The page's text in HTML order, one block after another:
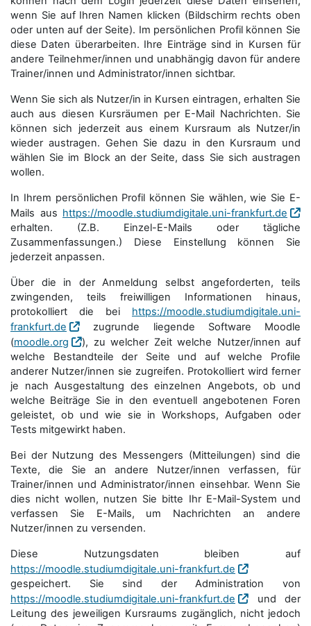
wenn Sie auf Ihren Namen klicken (Bildschirm rechts oben
oder unten auf der Seite). Im persönlichen Profil können Sie
diese Daten überarbeiten. Ihre Einträge sind in Kursen für
andere Teilnehmer/innen und unabhängig davon für andere
Trainer/innen und Administrator/innen sichtbar.
Wenn Sie sich als Nutzer/in in Kursen eintragen, erhalten Sie
auch aus diesen Kursräumen per E-Mail Nachrichten. Sie
können sich jederzeit aus einem Kursraum als Nutzer/in
wieder austragen. Gehen Sie dazu in den Kursraum und
wählen Sie im Block an der Seite, dass Sie sich austragen
wollen.
In Ihrem persönlichen Profil können Sie wählen, wie Sie E-
Mails aus https://moodle.studiumdigitale.uni-frankfurt.de
erhalten. (Z.B. Einzel-E-Mails oder tägliche
Zusammenfassungen.) Diese Einstellung können Sie
jederzeit anpassen.
Über die in der Anmeldung selbst angeforderten, teils
zwingenden, teils freiwilligen Informationen hinaus,
protokolliert die bei https://moodle.studiumdigitale.uni-
frankfurt.de
zugrunde liegende Software Moodle
(moodle.org
), zu welcher Zeit welche Nutzer/innen auf
welche Bestandteile der Seite und auf welche Profile
anderer Nutzer/innen sie zugreifen. Protokolliert wird ferner
je nach Ausgestaltung des einzelnen Angebots, ob und
welche Beiträge Sie in den eventuell angebotenen Foren
geleistet, ob und wie sie in Workshops, Aufgaben oder
Tests mitgewirkt haben.
Bei der Nutzung des Messengers (Mitteilungen) sind die
Texte, die Sie an andere Nutzer/innen verfassen, für
Trainer/innen und Administrator/innen einsehbar. Wenn Sie
dies nicht wollen, nutzen Sie bitte Ihr E-Mail-System und
verfassen Sie E-Mails, um Nachrichten an andere
Nutzer/innen zu versenden.
Diese Nutzungsdaten bleiben auf
https://moodle.studiumdigitale.uni-frankfurt.de
gespeichert. Sie sind der Administration von
https://moodle.studiumdigitale.uni-frankfurt.de
und der
Leitung des jeweiligen Kursraums zugänglich, nicht jedoch